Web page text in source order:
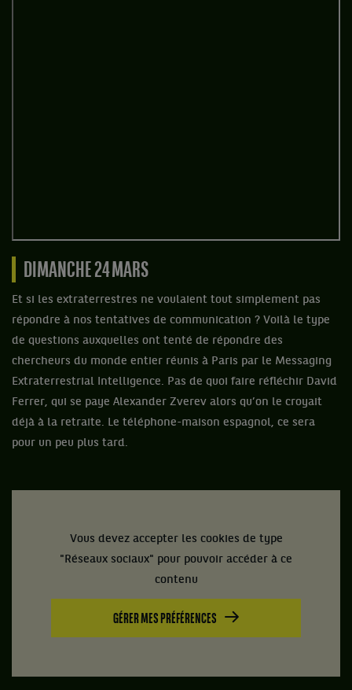
DIMANCHE 24 MARS
Et si les extraterrestres ne voulaient tout simplement pas
répondre à nos tentatives de communication ? Voilà le type
de questions auxquelles ont tenté de répondre des
chercheurs du monde entier réunis à Paris par le Messaging
Extraterrestrial Intelligence. Pas de quoi faire réfléchir David
Ferrer, qui se paye Alexander Zverev alors qu’on le croyait
déjà à la retraite. Le téléphone-maison espagnol, ce sera
pour un peu plus tard.
Vous devez accepter les cookies de type
"Réseaux sociaux" pour pouvoir accéder à ce
contenu
GÉRER MES PRÉFÉRENCES